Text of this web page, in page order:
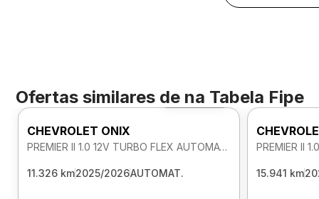
Ofertas similares de na Tabela Fipe
Foto 360º
CHEVROLET ONIX
PREMIER II 1.0 12V TURBO FLEX AUTOMATICO
11.326 km2025/2026AUTOMAT. 15.941 km